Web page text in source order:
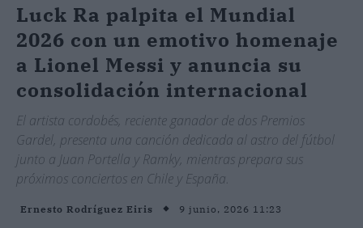
Luck Ra palpita el Mundial
2026 con un emotivo homenaje
a Lionel Messi y anuncia su
consolidación internacional
El artista cordobés, reciente ganador de dos Premios
Gardel, presenta una canción dedicada al astro del fútbol
junto a Juan Portella y Ramky, mientras prepara sus
próximos conciertos en Chile y España.
Ernesto Rodríguez Eiris 9 junio, 2026 11:23